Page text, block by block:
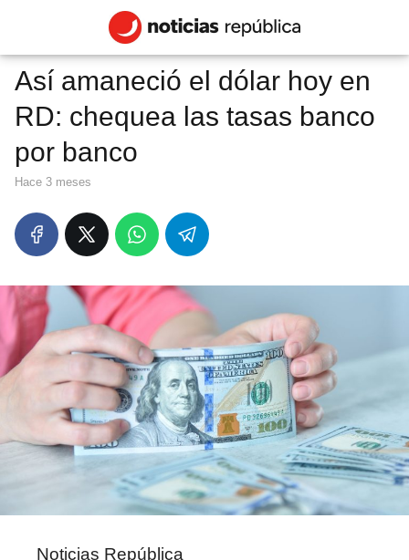
Así amaneció el dólar hoy en
RD: chequea las tasas banco
por banco
hace 3 meses
Noticias República